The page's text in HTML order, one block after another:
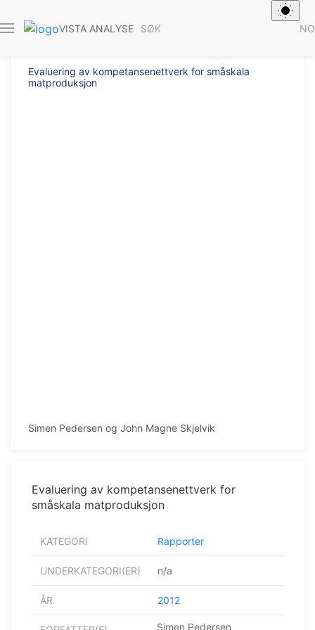
VISTA ANALYSE SØK NO
Evaluering av kompetansenettverk for småskala
matproduksjon
Simen Pedersen og John Magne Skjelvik
Evaluering av kompetansenettverk for
småskala matproduksjon
KATEGORI Rapporter
UNDERKATEGORI(ER) n/a
ÅR 2012
Simen Pedersen